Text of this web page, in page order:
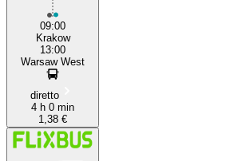
09:00
Krakow
13:00
Warsaw West
diretto
4 h 0 min
1,38 €